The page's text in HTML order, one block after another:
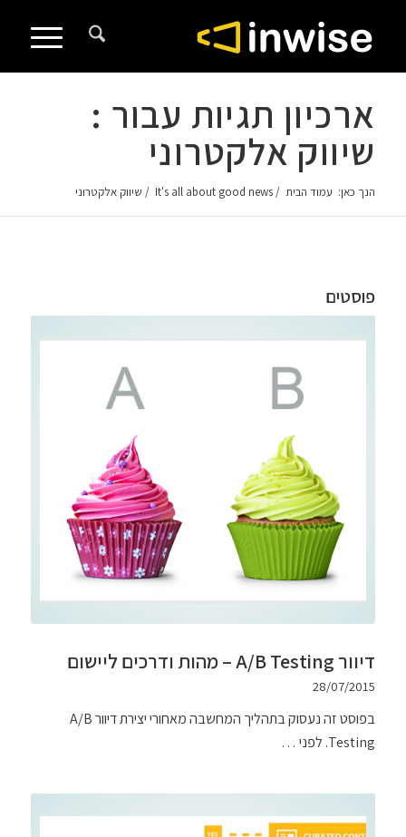
ארכיון תגיות עבור :
שיווק אלקטרוני
הנך כאן: עמוד הבית /
It's all about good news
/ שיווק אלקטרוני
פוסטים
דיוור A/B Testing – מהות ודרכים ליישום
28/07/2015
בפוסט זה נעסוק בתהליך המחשבה מאחורי יצירת דיוור A/B
Testing. לפני …